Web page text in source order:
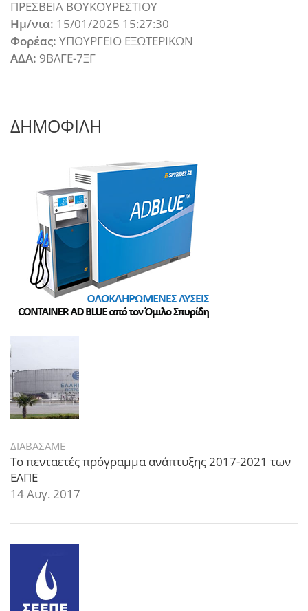
ΠΡΕΣΒΕΙΑ ΒΟΥΚΟΥΡΕΣΤΙΟΥ
Ημ/νια: 15/01/2025 15:27:30
Φορέας: ΥΠΟΥΡΓΕΙΟ ΕΞΩΤΕΡΙΚΩΝ
ΑΔΑ: 9ΒΛΓΕ-7ΞΓ
ΔΗΜΟΦΙΛΗ
ΔΙΑΒΑΣΑΜΕ
Το πενταετές πρόγραμμα ανάπτυξης 2017-2021 των
ΕΛΠΕ
14 Αυγ. 2017